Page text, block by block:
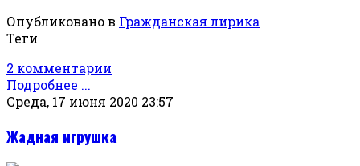
Опубликовано в Гражданская лирика
Теги
2 комментарии
Подробнее ...
Среда, 17 июня 2020 23:57
Жадная игрушка